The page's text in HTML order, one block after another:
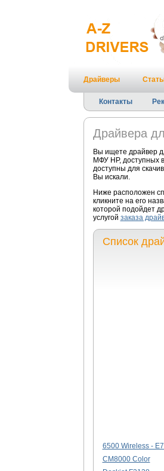
Драйверы
Контакты
Драйвера
Вы ищете драйвер
МФУ HP, доступных
доступны для
Вы искали.
Ниже расположен
кликните на его
которой подойдет
услугой заказа
Список
6500 Wireless -
CM8000 Color